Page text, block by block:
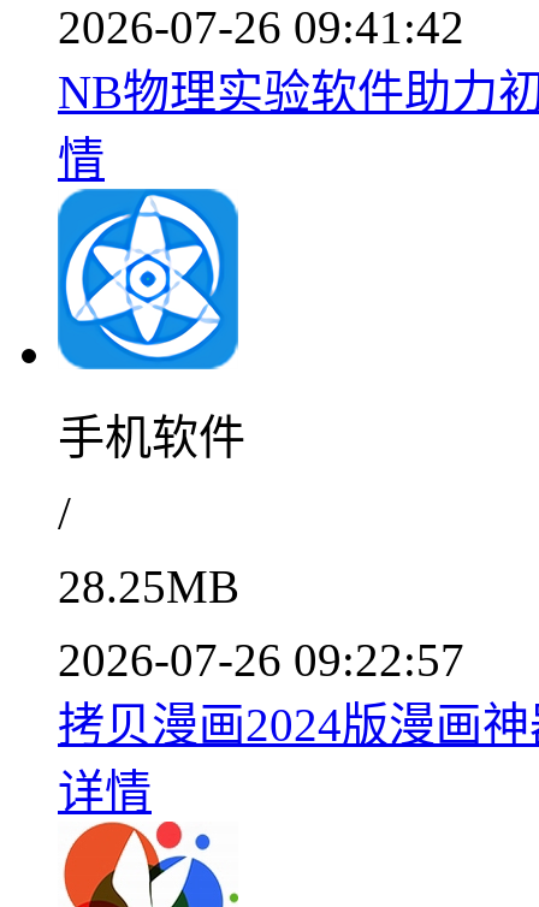
2026-07-26 09:41:42
NB物理实验软件助力
情
手机软件
/
28.25MB
2026-07-26 09:22:57
拷贝漫画2024版漫画
详情